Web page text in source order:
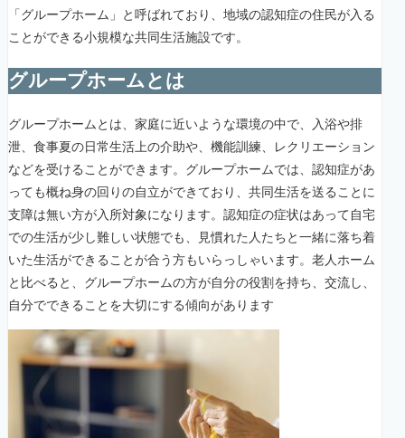
「グループホーム」と呼ばれており、地域の認知症の住民が入る
ことができる小規模な共同生活施設です。
グループホームとは
グループホームとは、家庭に近いような環境の中で、入浴や排
泄、食事夏の日常生活上の介助や、機能訓練、レクリエーション
などを受けることができます。グループホームでは、認知症があ
っても概ね身の回りの自立ができており、共同生活を送ることに
支障は無い方が入所対象になります。認知症の症状はあって自宅
での生活が少し難しい状態でも、見慣れた人たちと一緒に落ち着
いた生活ができることが合う方もいらっしゃいます。老人ホーム
と比べると、グループホームの方が自分の役割を持ち、交流し、
自分でできることを大切にする傾向があります